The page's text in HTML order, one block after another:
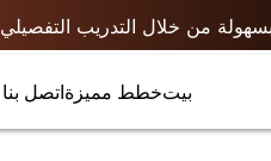
التدريب التفصيلي المكون من 3 مستويات | ينتهي عرض الوصول الكامل
بيتخطط مميزةاتصل بنا